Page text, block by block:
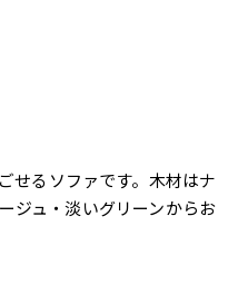
せるソファです。木材はナ
ジュ・淡いグリーンからお